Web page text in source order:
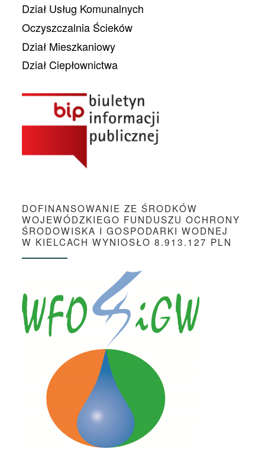
Dział Usług Komunalnych
Oczyszczalnia Ścieków
Dział Mieszkaniowy
Dział Ciepłownictwa
DOFINANSOWANIE ZE ŚRODKÓW
WOJEWÓDZKIEGO FUNDUSZU OCHRONY
ŚRODOWISKA I GOSPODARKI WODNEJ
W KIELCACH WYNIOSŁO 8.913.127 PLN